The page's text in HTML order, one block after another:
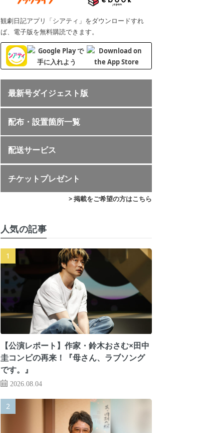
観劇日記アプリ「シアティ」をダウンロードすれ
ば、電子版を無料購読できます。
最新号ダイジェスト版
配布・設置箇所一覧
配送サービス
チケットプレゼント
> 掲載をご希望の方はこちら
人気の記事
【公演レポート】作家・鈴木おさむ×田中
圭コンビの再来！『母さん、ラブソング
です。』
2026.08.04